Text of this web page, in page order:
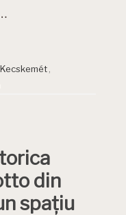
Kecskemét
din
spațiu